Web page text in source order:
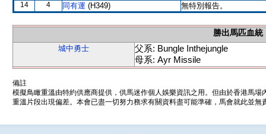
14 4 同有運 (H349) 無特別報告。
勝出馬匹血統
城中勇士
父系: Bungle Inthejungle
母系: Ayr Missile
備註
模擬鳥瞰重溫由特約供應商提供，供馬迷作個人娛樂資訊之用。但由於香港馬
重溫片段出現偏差。本會已盡一切努力務求有關資料盡可能準確，馬會就此並